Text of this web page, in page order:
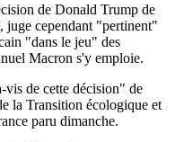
de Donald Trump de
juge cependant "pertinent"
"dans le jeu" des
Macron s'y emploie.
vis de cette décision" de
la Transition écologique et
paru dimanche.